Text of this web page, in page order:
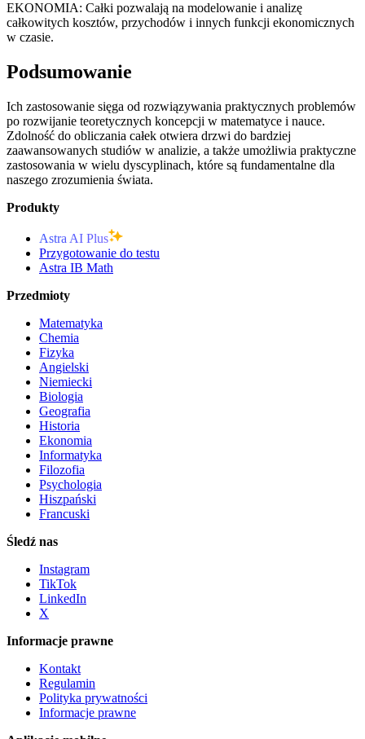
EKONOMIA: Całki pozwalają na modelowanie i analizę
całkowitych kosztów, przychodów i innych funkcji ekonomicznych
w czasie.
Podsumowanie
Ich zastosowanie sięga od rozwiązywania praktycznych problemów
po rozwijanie teoretycznych koncepcji w matematyce i nauce.
Zdolność do obliczania całek otwiera drzwi do bardziej
zaawansowanych studiów w analizie, a także umożliwia praktyczne
zastosowania w wielu dyscyplinach, które są fundamentalne dla
naszego zrozumienia świata.
Produkty
Astra AI Plus
Przygotowanie do testu
Astra IB Math
Przedmioty
Matematyka
Chemia
Fizyka
Angielski
Niemiecki
Biologia
Geografia
Historia
Ekonomia
Informatyka
Filozofia
Psychologia
Hiszpański
Francuski
Śledź nas
Instagram
TikTok
LinkedIn
X
Informacje prawne
Kontakt
Regulamin
Polityka prywatności
Informacje prawne